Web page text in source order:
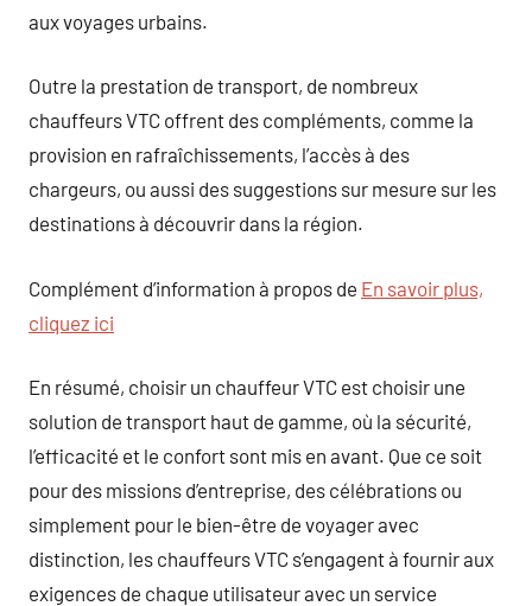
aux voyages urbains.
Outre la prestation de transport, de nombreux
chauffeurs VTC offrent des compléments, comme la
provision en rafraîchissements, l’accès à des
chargeurs, ou aussi des suggestions sur mesure sur les
destinations à découvrir dans la région.
Complément d’information à propos de En savoir plus,
cliquez ici
En résumé, choisir un chauffeur VTC est choisir une
solution de transport haut de gamme, où la sécurité,
l’efficacité et le confort sont mis en avant. Que ce soit
pour des missions d’entreprise, des célébrations ou
simplement pour le bien-être de voyager avec
distinction, les chauffeurs VTC s’engagent à fournir aux
exigences de chaque utilisateur avec un service